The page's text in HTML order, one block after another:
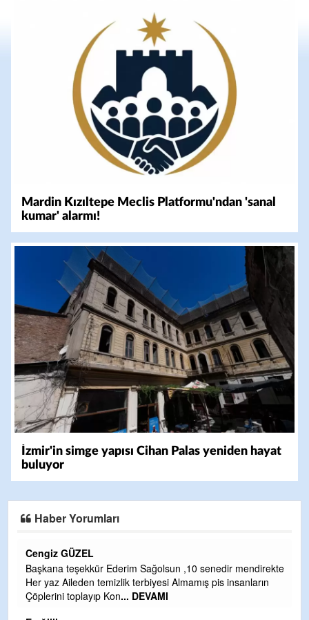
Mardin Kızıltepe Meclis Platformu'ndan 'sanal
kumar' alarmı!
İzmir'in simge yapısı Cihan Palas yeniden hayat
buluyor
Haber Yorumları
CEVDET YILMAZ
GULDERE DERE ÇALIŞMALARI, SEKIZ YIL ÖNCE ALKAYA
TARAFINDAN BAŞLATILDI, ETRASFINDA YERLEŞİM YERI
OLMAYAN KISIMLARA DUVARLAR YAPILDI."BURADAK